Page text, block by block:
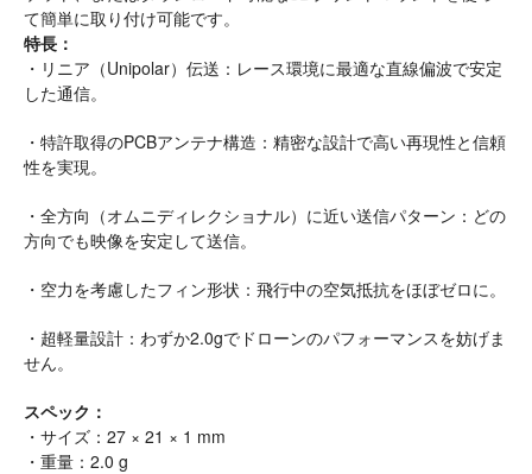
て簡単に取り付け可能です。
特長：
・リニア（Unipolar）伝送：レース環境に最適な直線偏波で安定
した通信。
・特許取得のPCBアンテナ構造：精密な設計で高い再現性と信頼
性を実現。
・全方向（オムニディレクショナル）に近い送信パターン：どの
方向でも映像を安定して送信。
・空力を考慮したフィン形状：飛行中の空気抵抗をほぼゼロに。
・超軽量設計：わずか2.0gでドローンのパフォーマンスを妨げま
せん。
スペック：
・サイズ：27 × 21 × 1 mm
・重量：2.0 g